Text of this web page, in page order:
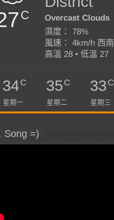
C
Overcast Clouds
濕度： 78%
風速： 4km/h 西南
高溫 28 • 低溫 27
34C
星期一
35C
星期二
33C
星期三
Song =)